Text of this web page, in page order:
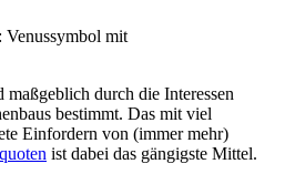
Venussymbol mit
durch die Interessen
bestimmt. Das mit viel
Einfordern von (immer mehr)
ist dabei das gängigste Mittel.